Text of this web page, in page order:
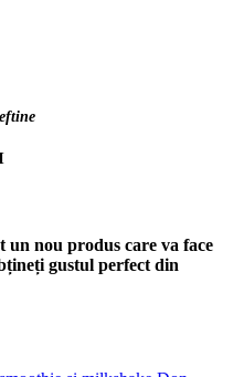
un nou produs care va face
gustul perfect din